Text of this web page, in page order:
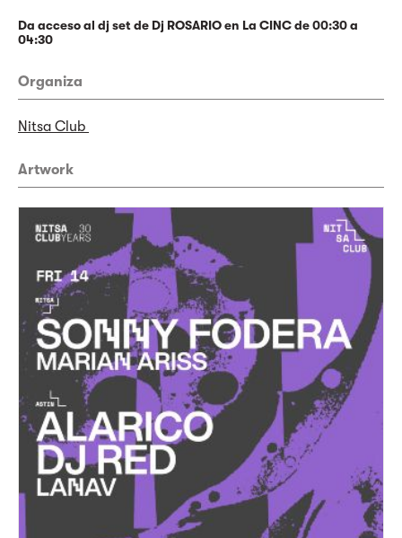
Da acceso al dj set de Dj ROSARIO en La CINC de 00:30 a
04:30
Organiza
Nitsa Club
Artwork